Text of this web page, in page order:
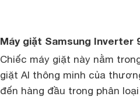
Máy giặt Samsung Inverter
Chiếc máy giặt này nằm
giặt AI thông minh của
đến hàng đầu trong phân